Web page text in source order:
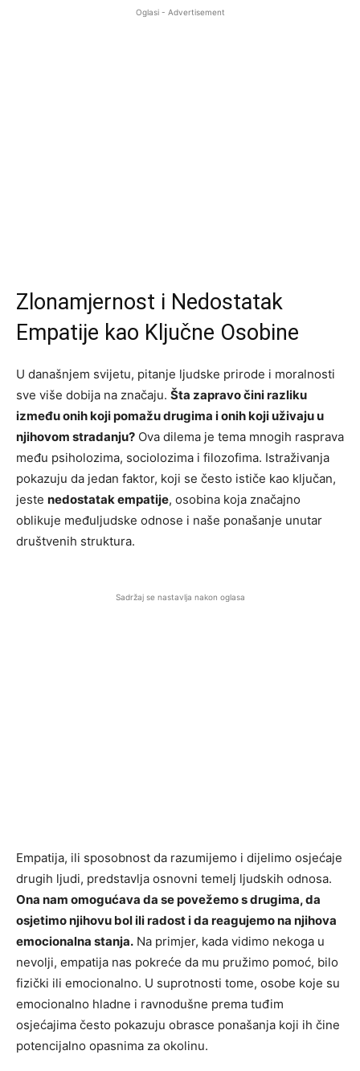
Oglasi - Advertisement
Zlonamjernost i Nedostatak
Empatije kao Ključne Osobine
U današnjem svijetu, pitanje ljudske prirode i moralnosti
sve više dobija na značaju. Šta zapravo čini razliku
između onih koji pomažu drugima i onih koji uživaju u
njihovom stradanju? Ova dilema je tema mnogih rasprava
među psiholozima, sociolozima i filozofima. Istraživanja
pokazuju da jedan faktor, koji se često ističe kao ključan,
jeste nedostatak empatije, osobina koja značajno
oblikuje međuljudske odnose i naše ponašanje unutar
društvenih struktura.
Sadržaj se nastavlja nakon oglasa
Empatija, ili sposobnost da razumijemo i dijelimo osjećaje
drugih ljudi, predstavlja osnovni temelj ljudskih odnosa.
Ona nam omogućava da se povežemo s drugima, da
osjetimo njihovu bol ili radost i da reagujemo na njihova
emocionalna stanja. Na primjer, kada vidimo nekoga u
nevolji, empatija nas pokreće da mu pružimo pomoć, bilo
fizički ili emocionalno. U suprotnosti tome, osobe koje su
emocionalno hladne i ravnodušne prema tuđim
osjećajima često pokazuju obrasce ponašanja koji ih čine
potencijalno opasnima za okolinu.